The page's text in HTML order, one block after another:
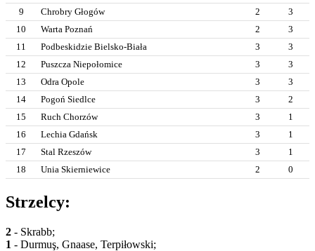
9
Chrobry Głogów 2
3
10
Warta Poznań 2
3
11
Podbeskidzie Bielsko-Biała 3
3
12
Puszcza Niepołomice 3
3
13
Odra Opole 3
3
14
Pogoń Siedlce 3
2
15
Ruch Chorzów 3
1
16
Lechia Gdańsk 3
1
17
Stal Rzeszów 3
1
18
Unia Skierniewice 2 0
Strzelcy:
2 - Skrabb;
1 - Durmuş, Gnaase, Terpiłowski;